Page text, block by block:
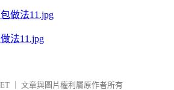
法11.jpg
文章與圖片權利屬原作者所有